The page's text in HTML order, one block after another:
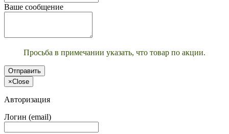
Ваше сообщение
Просьба в примечании указать, что товар по акции.
Отправить
×Close
Авторизация
Логин (email)